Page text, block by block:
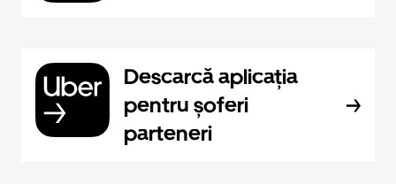
Descarcă aplicația
pentru șoferi
parteneri